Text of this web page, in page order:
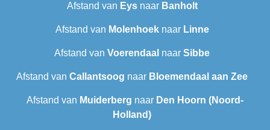
Afstand van Eysnaar Banholt
Afstand van Molenhoeknaar Linne
Afstand van Voerendaal naar Sibbe
Afstand van Callantsoog naar Bloemendaal aan Zee
Afstand van Muiderberg naar Den Hoorn (Noord-
Holland)